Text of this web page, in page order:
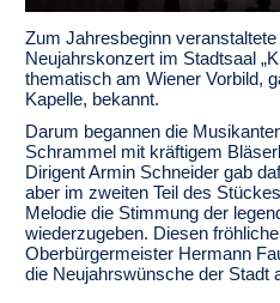
Zum Jahresbeginn
Neujahrskonzert im Stadtsaal
thematisch am Wiener Vorbild,
Kapelle, bekannt.
Darum begannen die
Schrammel mit kräftigem
Dirigent Armin Schneider gab
aber im zweiten Teil des
Melodie die Stimmung der
wiederzugeben. Diesen
Oberbürgermeister Hermann
die Neujahrswünsche der Stadt